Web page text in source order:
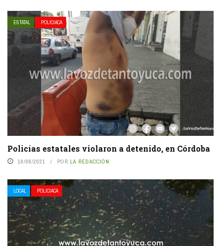
ESTATAL POLICIACA
Policías estatales violaron a detenido, en Córdoba
19/08/2021 POR LA REDACCIÓN
LOCAL POLICIACA